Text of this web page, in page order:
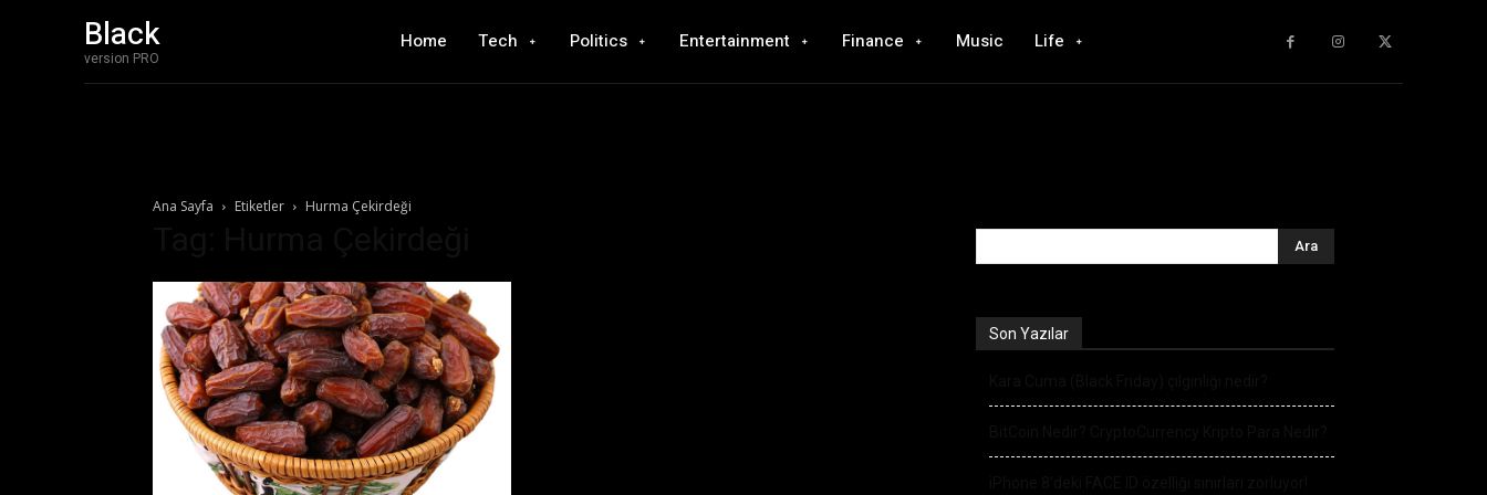
Black
version PRO
Home Tech Politics Entertainment Finance Music Life
Ana Sayfa Etiketler Hurma Çekirdeği
Son Yazılar